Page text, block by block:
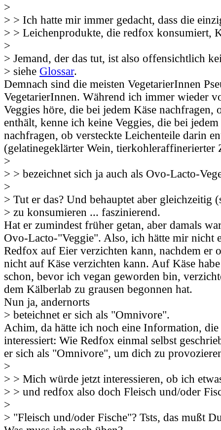
>
> > Ich hatte mir immer gedacht, dass die
> > Leichenprodukte, die redfox konsumiert,
>
> Jemand, der das tut, ist also offensichtlich
> siehe Glossar.
Demnach sind die meisten VegetarierInnen
VegetarierInnen. Während ich immer wieder
Veggies höre, die bei jedem Käse nachfragen,
enthält, kenne ich keine Veggies, die bei
nachfragen, ob versteckte Leichenteile darin
(gelatinegeklärter Wein, tierkohleraffinerierter
>
> > bezeichnet sich ja auch als Ovo-Lacto-
>
> Tut er das? Und behauptet aber gleichzeitig
> zu konsumieren ... faszinierend.
Hat er zumindest früher getan, aber damals
Ovo-Lacto-"Veggie". Also, ich hätte mir nicht
Redfox auf Eier verzichten kann, nachdem er
nicht auf Käse verzichten kann. Auf Käse
schon, bevor ich vegan geworden bin,
dem Kälberlab zu grausen begonnen hat.
Nun ja, andernorts
> beteichnet er sich als "Omnivore".
Achim, da hätte ich noch eine Information,
interessiert: Wie Redfox einmal selbst
er sich als "Omnivore", um dich zu
>
> > Mich würde jetzt interessieren, ob ich
> > und redfox also doch Fleisch und/oder
>
> "Fleisch und/oder Fische"? Tsts, das mußt